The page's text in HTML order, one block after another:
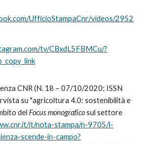
UfficioStampaCnr/videos/2952
tv/CBxdL5FBMCu/?
CNR (N. 18 – 07/10/2020; ISSN
su "agricoltura 4.0: sostenibilità e
delFocus monograficosul settore
it/nota-stampa/n-9705/l-
scende-in-campo?